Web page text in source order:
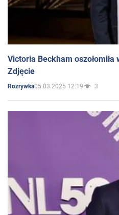
Victoria Beckham
Zdjęcie
Rozrywka05.03.2025 12:19 3